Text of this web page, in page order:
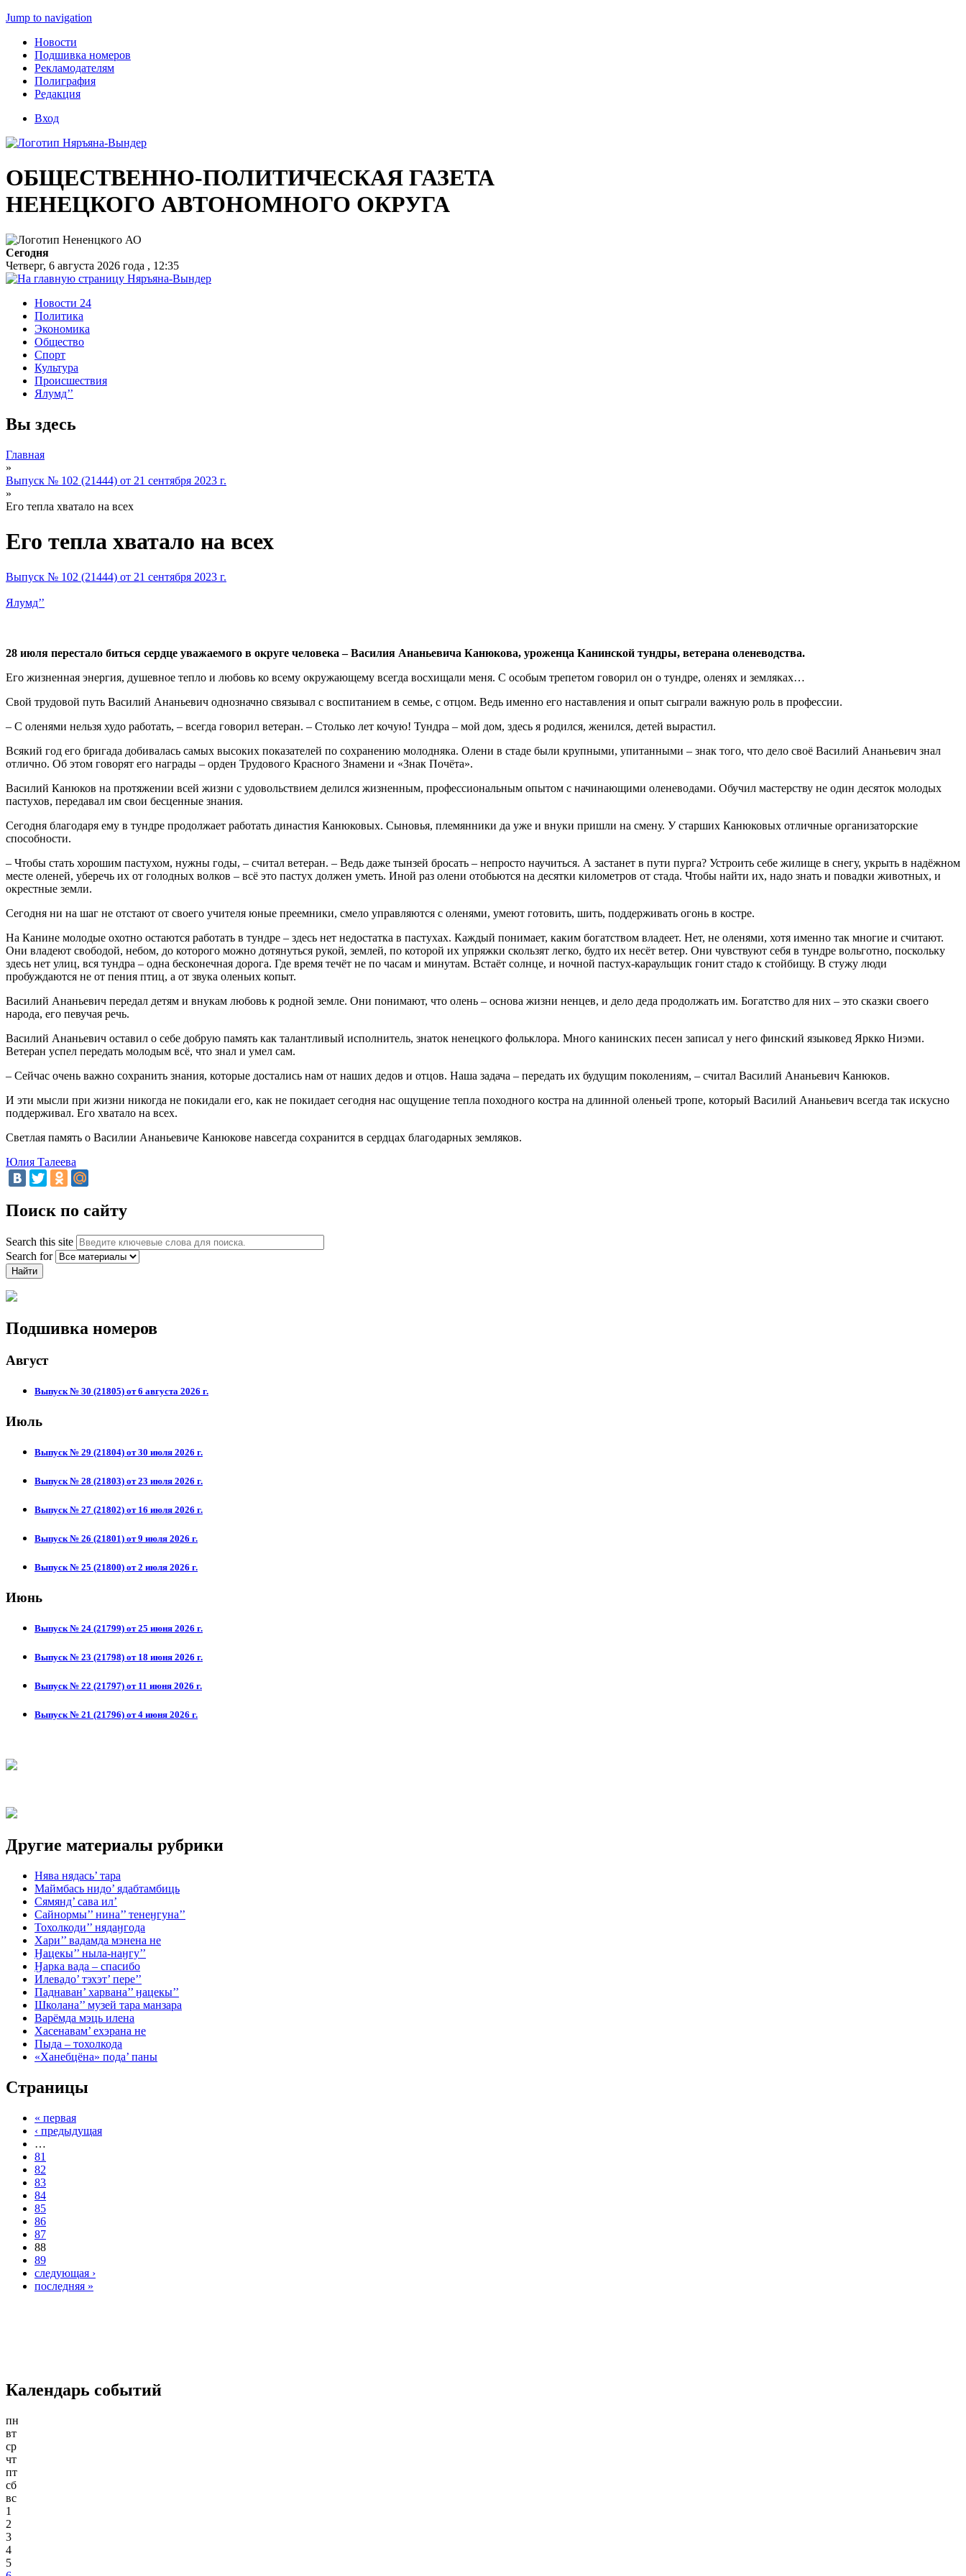
Jump to navigation
Новости
Подшивка номеров
Рекламодателям
Полиграфия
Редакция
Вход
ОБЩЕСТВЕННО-ПОЛИТИЧЕСКАЯ ГАЗЕТА
НЕНЕЦКОГО АВТОНОМНОГО ОКРУГА
Сегодня
Четверг, 6 августа 2026 года , 12:35
Новости 24
Политика
Экономика
Общество
Спорт
Культура
Происшествия
Ялумд’’
Вы здесь
Главная
»
Выпуск № 102 (21444) от 21 сентября 2023 г.
»
Его тепла хватало на всех
Его тепла хватало на всех
Выпуск № 102 (21444) от 21 сентября 2023 г.
Ялумд’’
28 июля перестало биться сердце уважаемого в округе человека – Василия Ананьевича Канюкова, уроженца Канинской тундры, ветерана оленеводства.
Его жизненная энергия, душевное тепло и любовь ко всему окружающему всегда восхищали меня. С особым трепетом говорил он о тундре, оленях и земляках…
Свой трудовой путь Василий Ананьевич однозначно связывал с воспитанием в семье, с отцом. Ведь именно его наставления и опыт сыграли важную роль в профессии.
– С оленями нельзя худо работать, – всегда говорил ветеран. – Столько лет кочую! Тундра – мой дом, здесь я родился, женился, детей вырастил.
Всякий год его бригада добивалась самых высоких показателей по сохранению молодняка. Олени в стаде были крупными, упитанными – знак того, что дело своё Василий Ананьевич знал
отлично. Об этом говорят его награды – орден Трудового Красного Знамени и «Знак Почёта».
Василий Канюков на протяжении всей жизни с удовольствием делился жизненным, профессиональным опытом с начинающими оленеводами. Обучил мастерству не один десяток молодых
пастухов, передавал им свои бесценные знания.
Сегодня благодаря ему в тундре продолжает работать династия Канюковых. Сыновья, племянники да уже и внуки пришли на смену. У старших Канюковых отличные организаторские
способности.
– Чтобы стать хорошим пастухом, нужны годы, – считал ветеран. – Ведь даже тынзей бросать – непросто научиться. А застанет в пути пурга? Устроить себе жилище в снегу, укрыть в надёжном
месте оленей, уберечь их от голодных волков – всё это пастух должен уметь. Иной раз олени отобьются на десятки километров от стада. Чтобы найти их, надо знать и повадки животных, и
окрестные земли.
Сегодня ни на шаг не отстают от своего учителя юные преемники, смело управляются с оленями, умеют готовить, шить, поддерживать огонь в костре.
На Канине молодые охотно остаются работать в тундре – здесь нет недостатка в пастухах. Каждый понимает, каким богатством владеет. Нет, не оленями, хотя именно так многие и считают.
Они владеют свободой, небом, до которого можно дотянуться рукой, землей, по которой их упряжки скользят легко, будто их несёт ветер. Они чувствуют себя в тундре вольготно, поскольку
здесь нет улиц, вся тундра – одна бесконечная дорога. Где время течёт не по часам и минутам. Встаёт солнце, и ночной пастух-караульщик гонит стадо к стойбищу. В стужу люди
пробуждаются не от пения птиц, а от звука оленьих копыт.
Василий Ананьевич передал детям и внукам любовь к родной земле. Они понимают, что олень – основа жизни ненцев, и дело деда продолжать им. Богатство для них – это сказки своего
народа, его певучая речь.
Василий Ананьевич оставил о себе добрую память как талантливый исполнитель, знаток ненецкого фольклора. Много канинских песен записал у него финский языковед Яркко Ниэми.
Ветеран успел передать молодым всё, что знал и умел сам.
– Сейчас очень важно сохранить знания, которые достались нам от наших дедов и отцов. Наша задача – передать их будущим поколениям, – считал Василий Ананьевич Канюков.
И эти мысли при жизни никогда не покидали его, как не покидает сегодня нас ощущение тепла походного костра на длинной оленьей тропе, который Василий Ананьевич всегда так искусно
поддерживал. Его хватало на всех.
Светлая память о Василии Ананьевиче Канюкове навсегда сохранится в сердцах благодарных земляков.
Юлия Талеева
Поиск по сайту
Search this site
Search for
Подшивка номеров
Август
Выпуск № 30 (21805) от 6 августа 2026 г.
Июль
Выпуск № 29 (21804) от 30 июля 2026 г.
Выпуск № 28 (21803) от 23 июля 2026 г.
Выпуск № 27 (21802) от 16 июля 2026 г.
Выпуск № 26 (21801) от 9 июля 2026 г.
Выпуск № 25 (21800) от 2 июля 2026 г.
Июнь
Выпуск № 24 (21799) от 25 июня 2026 г.
Выпуск № 23 (21798) от 18 июня 2026 г.
Выпуск № 22 (21797) от 11 июня 2026 г.
Выпуск № 21 (21796) от 4 июня 2026 г.
Другие материалы рубрики
Нява нядась’ тара
Маймбась нидо’ ядабтамбиць
Сямянд’ сава ил’
Сайнормы’’ нина’’ тенеӈгуна’’
Тохолкоди’’ нядаӈгода
Хари’’ вадамда мэнена не
Ӈацекы’’ ныла-наӈгу’’
Ӈарка вада – спасибо
Илевадо’ тэхэт’ пере’’
Паднаван’ харвана’’ ӈацекы’’
Школана’’ музей тара манзара
Варёмда мэць илена
Хасенавам’ ехэрана не
Пыда – тохолкода
«Ханебцёна» пода’ паны
Страницы
« первая
‹ предыдущая
…
81
82
83
84
85
86
87
88
89
следующая ›
последняя »
Календарь событий
пн
вт
ср
чт
пт
сб
вс
1
2
3
4
5